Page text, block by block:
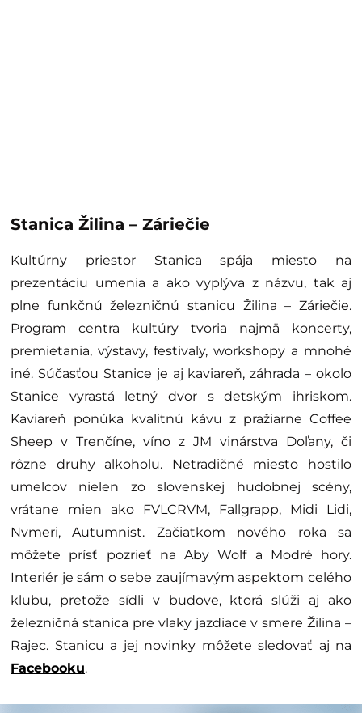
Stanica Žilina – Záriečie
Kultúrny priestor Stanica spája miesto na
prezentáciu umenia a ako vyplýva z názvu, tak aj
plne funkčnú železničnú stanicu Žilina – Záriečie.
Program centra kultúry tvoria najmä koncerty,
premietania, výstavy, festivaly, workshopy a mnohé
iné. Súčasťou Stanice je aj kaviareň, záhrada – okolo
Stanice vyrastá letný dvor s detským ihriskom.
Kaviareň ponúka kvalitnú kávu z pražiarne Coffee
Sheep v Trenčíne, víno z JM vinárstva Doľany, či
rôzne druhy alkoholu. Netradičné miesto hostilo
umelcov nielen zo slovenskej hudobnej scény,
vrátane mien ako FVLCRVM, Fallgrapp, Midi Lidi,
Nvmeri, Autumnist. Začiatkom nového roka sa
môžete prísť pozrieť na Aby Wolf a Modré hory.
Interiér je sám o sebe zaujímavým aspektom celého
klubu, pretože sídli v budove, ktorá slúži aj ako
železničná stanica pre vlaky jazdiace v smere Žilina –
Rajec. Stanicu a jej novinky môžete sledovať aj na
Facebooku.